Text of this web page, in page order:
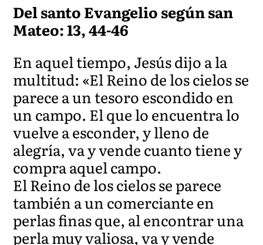
Del santo Evangelio según san
Mateo: 13, 44-46
En aquel tiempo, Jesús dijo a la
multitud: «El Reino de los cielos se
parece a un tesoro escondido en
un campo. El que lo encuentra lo
vuelve a esconder, y lleno de
alegría, va y vende cuanto tiene y
compra aquel campo.
El Reino de los cielos se parece
también a un comerciante en
perlas finas que, al encontrar una
perla muy valiosa, va y vende